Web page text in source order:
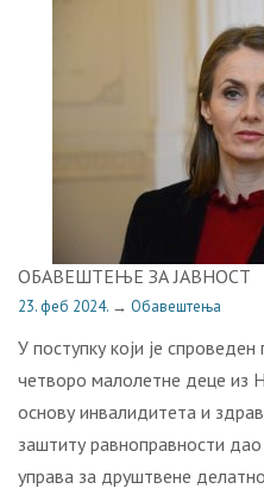
ОБАВЕШТЕЊЕ ЗА ЈАВНОСТ
23. феб 2024. → Обавештења
У поступку који је
четворо малолетне деце из
основу инвалидитета и
заштиту равноправности
управа за друштвене